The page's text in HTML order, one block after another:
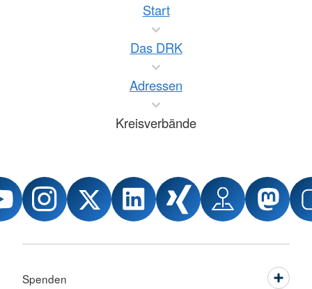
Start
Das DRK
Adressen
Kreisverbände
Spenden